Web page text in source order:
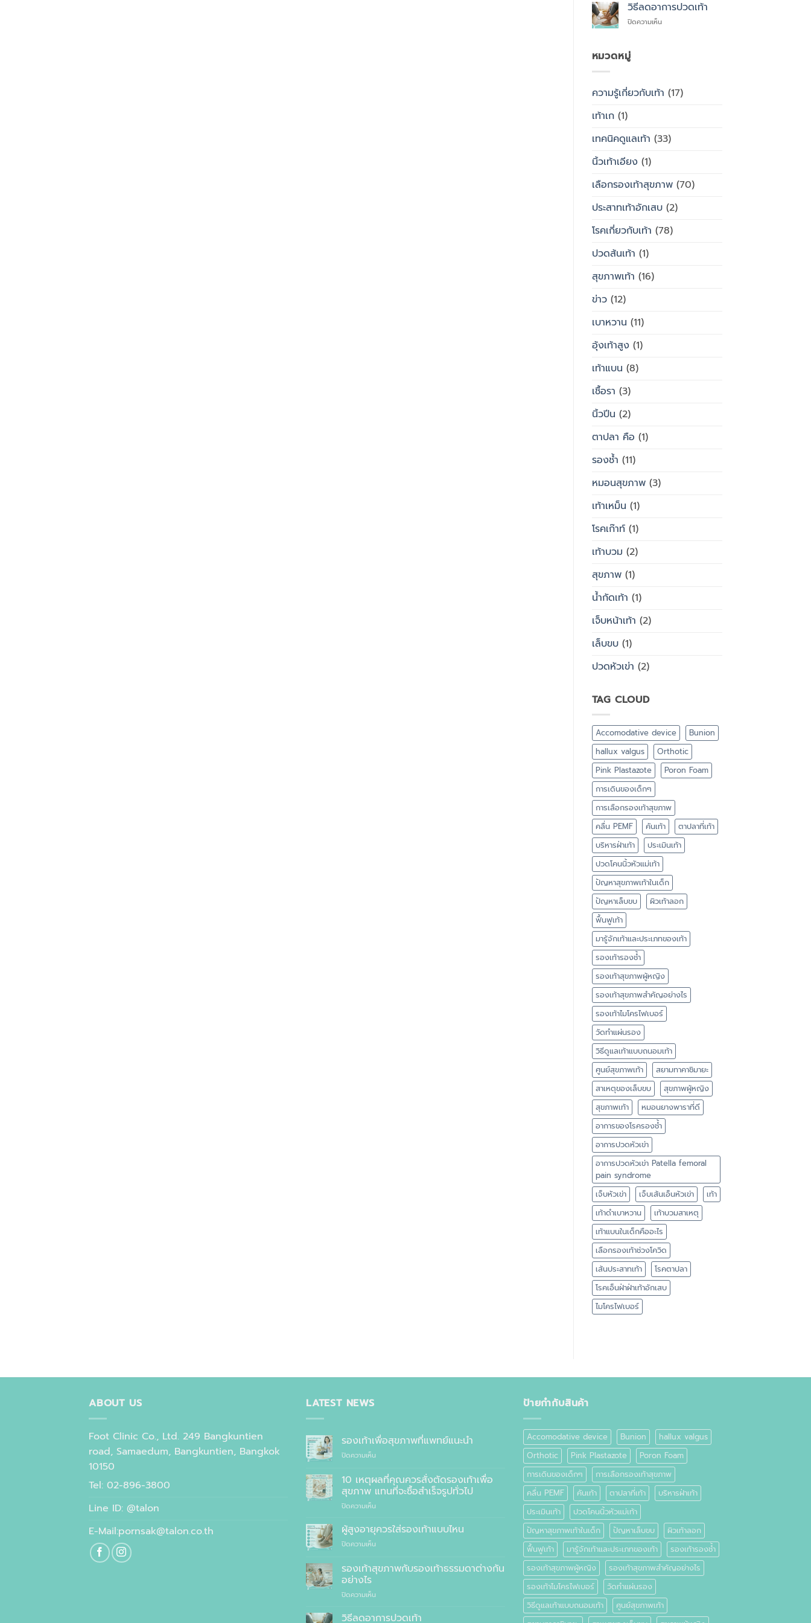
ซื้อ
ทั่วไป
ไหน
สุขภาพ
รองเท้า
วิธีลดอาการปวดเท้า
ปิดความเห็นบน
หมวดหมู่
ความรู้เกี่ยวกับเท้า (17)
เท้าเก(1)
เทคนิคดูแลเท้า (33)
นิ้วเท้าเอียง(1)
เลือกรองเท้าสุขภาพ(70)
ประสาทเท้าอักเสบ(2)
โรคเกี่ยวกับเท้า (78)
ปวดส้นเท้า (1)
สุขภาพเท้า (16)
ข่าว(12)
เบาหวาน (11)
อุ้งเท้าสูง(1)
เท้าแบน (8)
เชื้อรา (3)
นิ้วปีน (2)
ตาปลา คือ (1)
รองช้ำ (11)
หมอนสุขภาพ(3)
เท้าเหม็น (1)
โรคเก๊าท์(1)
เท้าบวม (2)
สุขภาพ(1)
น้ำกัดเท้า (1)
เจ็บหน้าเท้า (2)
เล็บขบ(1)
ปวดหัวเข่า (2)
TAG CLOUD
Accomodative device
Bunion
hallux valgus
Orthotic
Pink Plastazote
Poron Foam
การเดินของเด็กๆ
การเลือกรองเท้าสุขภาพ
คลื่น PEMF
คันเท้า
ตาปลาที่เท้า
บริหารฝ่าเท้า
ประเมินเท้า
ปวดโคนนิ้วหัวแม่เท้า
ปัญหาสุขภาพเท้าในเด็ก
ปัญหาเล็บขบ
ผิวเท้าลอก
ฟื้นฟูเท้า
มารู้จักเท้าและประเภทของเท้า
รองเท้ารองช้ำ
รองเท้าสุขภาพผู้หญิง
รองเท้าสุขภาพสำคัญอย่างไร
รองเท้าไมโครไฟเบอร์
วัดทำแผ่นรอง
วิธีดูแลเท้าแบบถนอมเท้า
ศูนย์สุขภาพเท้า
สยามทาคาชิมายะ
สาเหตุของเล็บขบ
สุขภาพผู้หญิง
สุขภาพเท้า
หมอนยางพาราที่ดี
อาการของโรครองช้ำ
อาการปวดหัวเข่า
อาการปวดหัวเข่า Patella femoral
pain syndrome
เจ็บหัวเข่า
เจ็บเส้นเอ็นหัวเข่า
เท้า
เท้าดำเบาหวาน
เท้าบวมสาเหตุ
เท้าแบนในเด็กคืออะไร
เลือกรองเท้าช่วงโควิด
เส้นประสาทเท้า
โรคตาปลา
โรคเอ็นฝ่าฝ่าเท้าอักเสบ
ไมโครไฟเบอร์
ABOUT US
Foot Clinic Co., Ltd. 249 Bangkuntien
road, Samaedum, Bangkuntien, Bangkok
10150
Tel: 02-896-3800
Line ID: @talon
E-Mail:pornsak@talon.co.th
LATEST NEWS
รองเท้าเพื่อสุขภาพที่แพทย์แนะนำ
ปิดความเห็นบน
เพื่อ
สุขภาพ
ที่
แพทย์
10 เหตุผลที่คุณควรสั่งตัดรองเท้าเพื่อ
สุขภาพ แทนที่จะซื้อสำเร็จรูปทั่วไป
ปิดความเห็นบน
เหตุผล
คุณ
สั่ง
ตัด
เพื่อ
แทนที่
ผู้สูงอายุควรใส่รองเท้าแบบไหน
ปิดความเห็นบน
สูง
อายุ
ใส่
แบบ
รองเท้าสุขภาพกับรองเท้าธรรมดาต่างกัน
อย่างไร
ปิดความเห็นบน
สุขภาพ
วิธีลดอาการปวดเท้า
ป้ายกำกับสินค้า
Accomodative device Bunion
hallux valgus
Orthotic
Pink Plastazote
Poron Foam
การเดินของเด็กๆ
การเลือกรองเท้าสุขภาพ
คลื่น PEMF
คันเท้า ตาปลาที่เท้า
บริหารฝ่าเท้า
ประเมินเท้า
ปวดโคนนิ้วหัวแม่เท้า
ปัญหาสุขภาพเท้าในเด็ก
ปัญหาเล็บขบ
ผิวเท้าลอก
ฟื้นฟูเท้า
มารู้จักเท้าและประเภทของเท้า
รองเท้ารองช้ำ
รองเท้าสุขภาพผู้หญิง
รองเท้าสุขภาพสำคัญอย่างไร
รองเท้าไมโครไฟเบอร์
วัดทำแผ่นรอง
วิธีดูแลเท้าแบบถนอมเท้า
ศูนย์สุขภาพเท้า